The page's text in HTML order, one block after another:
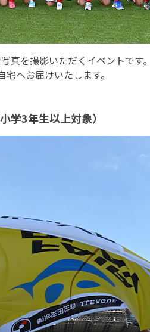
真を撮影いただくイベントです。
へお届けいたします。
学3年生以上対象）